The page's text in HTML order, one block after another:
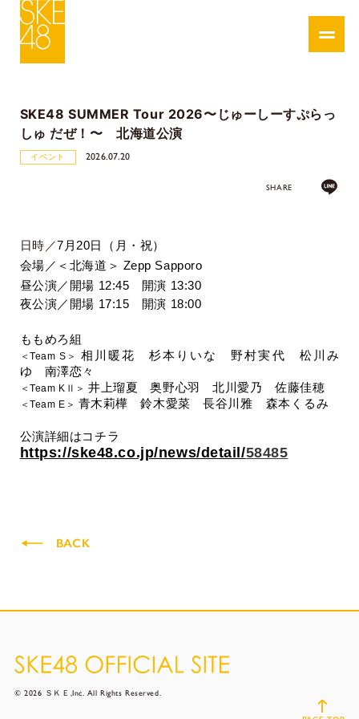
SKE48 SUMMER Tour 2026〜じゅーしーすぷらっ
しゅ だぜ！〜 北海道公演
イベント 2026.07.20
SHARE
日時／7 月 20日（月・祝）
会場／＜北海道＞ Zepp Sapporo
昼公演／ 開場 12:45 開演 13:30
夜公演／ 開場 17:15 開演 18:00
ももめろ組
＜Team S ＞ 相川暖花 杉本りいな 野村実代 松川み
ゆ 南澤恋々
＜Team K Ⅱ＞井上瑠夏 奥野心羽 北川愛乃 佐藤佳穂
＜Team E ＞ 青木莉樺 鈴木愛菜 長谷川 雅 森本 くるみ
公演詳細はコチラ
https://ske48.co.jp/news/detail/58485
BACK
© 2026 ＳＫＥ,Inc. All Rights Reserved.